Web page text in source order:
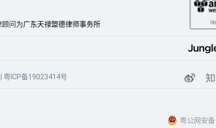
顾问为广东天禄盟德律师事务所
粤ICP备19023414号
粤公网安